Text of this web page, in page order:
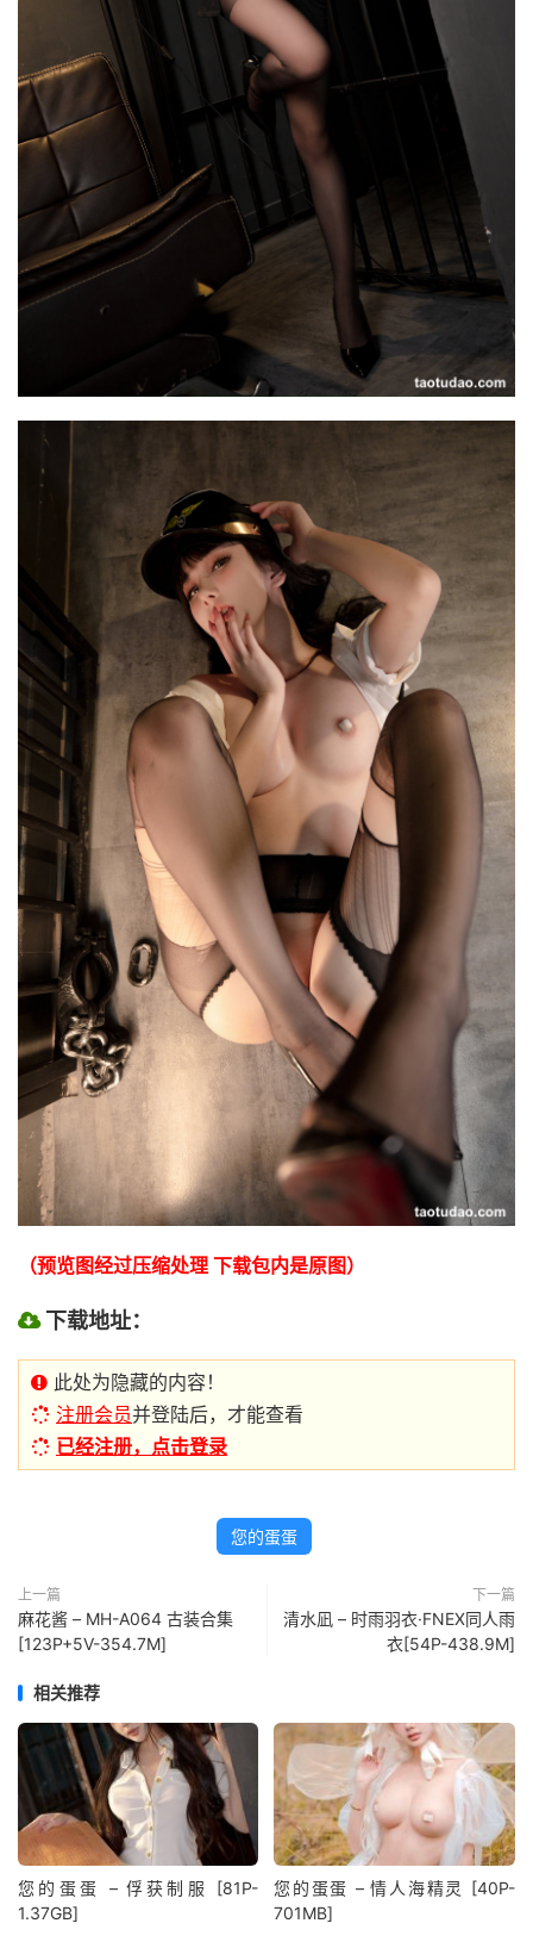
（预览图经过压缩处理 下载包内是原图）
下载地址：
此处为隐藏的内容！
注册会员并登陆后，才能查看
已经注册，点击登录
您的蛋蛋
上一篇
麻花酱 – MH-A064 古装合集
[123P+5V-354.7M]
下一篇
清水凪 – 时雨羽衣·FNEX同人雨
衣[54P-438.9M]
相关推荐
您的蛋蛋 – 俘获制服 [81P-
1.37GB]
您的蛋蛋 – 情人海精灵 [40P-
701MB]